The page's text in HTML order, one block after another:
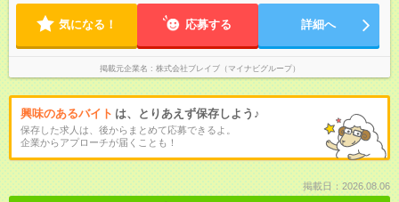
気になる！ 応募する 詳細へ
掲載元企業名 株式会社ブレイブ（マイナビグループ）
興味のあるバイト は、とりあえず保存しよう♪
保存した求人は、後からまとめて応募できるよ。
企業からアプローチが届くことも！
掲載日：2026.08.06